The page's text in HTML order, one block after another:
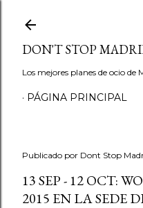
DON'T STOP
Los mejores planes de ocio de
PÁGINA PRINCIPAL
Publicado por Dont Stop
13 SEP - 12 OCT:
2015 EN LA SEDE